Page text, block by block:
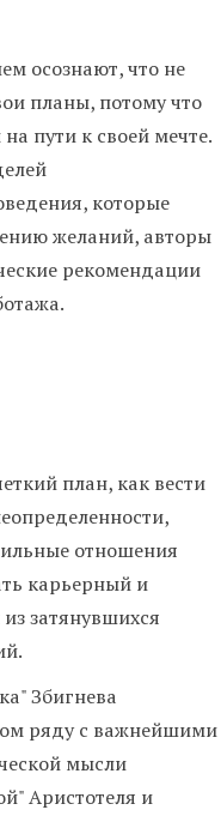
осознают, что не
планы, потому что
пути к своей мечте.
которые
желаний, авторы
рекомендации
план, как вести
отношения
карьерный и
затянувшихся
Збигнева
ряду с важнейшими
мысли
Аристотеля и